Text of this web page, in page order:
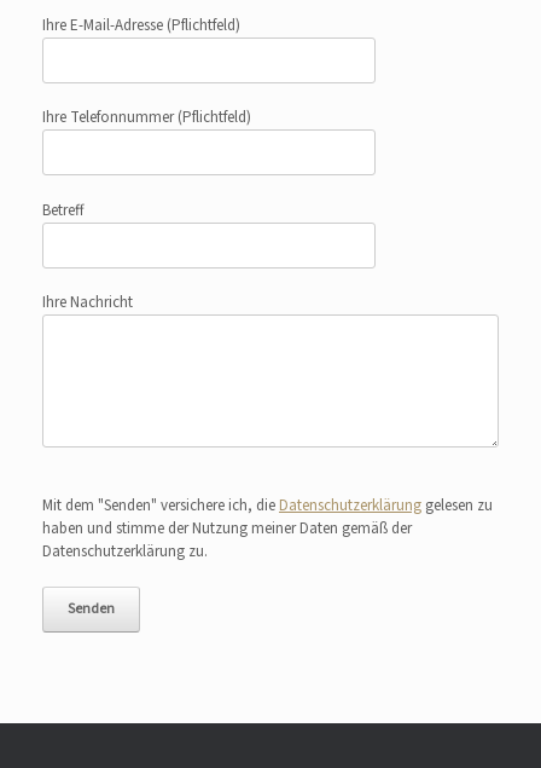
Ihre E-Mail-Adresse (Pflichtfeld)
Ihre Telefonnummer(Pflichtfeld)
Betreff
Ihre Nachricht
Mit dem "Senden" versichere ich, die Datenschutzerklärung gelesen zu
haben und stimme der Nutzung meiner Daten gemäß der
Datenschutzerklärung zu.